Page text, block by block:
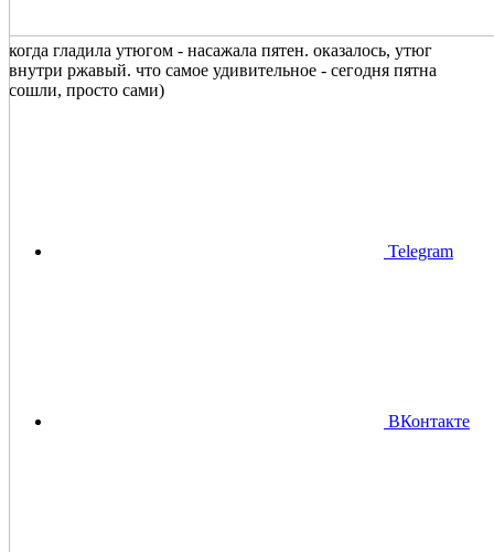
когда гладила утюгом - насажала пятен. оказалось, утюг
внутри ржавый. что самое удивительное - сегодня пятна
сошли, просто сами)
Telegram
ВКонтакте